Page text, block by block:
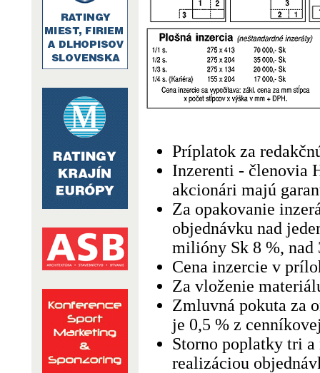
Príplatok za
Inzerenti - členovia
akcionári majú
Za opakovanie
objednávku nad
milióny Sk 8 %,
Cena inzercie v
Za vloženie
Zmluvná pokuta za
je 0,5 % z
Storno poplatky tri
realizáciou